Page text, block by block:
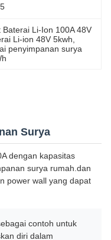
Baterai Li-Ion 100A 48V
Li-ion 48V 5kwh
penyimpanan surya
Surya
dengan kapasitas
surya rumah.dan
power wall yang dapat
contoh untuk
diri dalam